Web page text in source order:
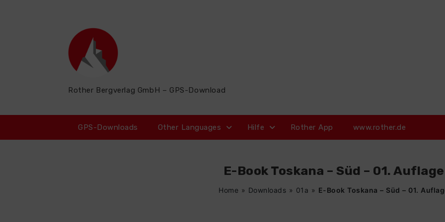
Rother Bergverlag GmbH – GPS-Download
GPS-Downloads Other Languages Hilfe Rother App www.rother.de
E-Book Toskana – Süd – 01. Auflage
Home » Downloads » 01a » E-Book Toskana – Süd – 01.